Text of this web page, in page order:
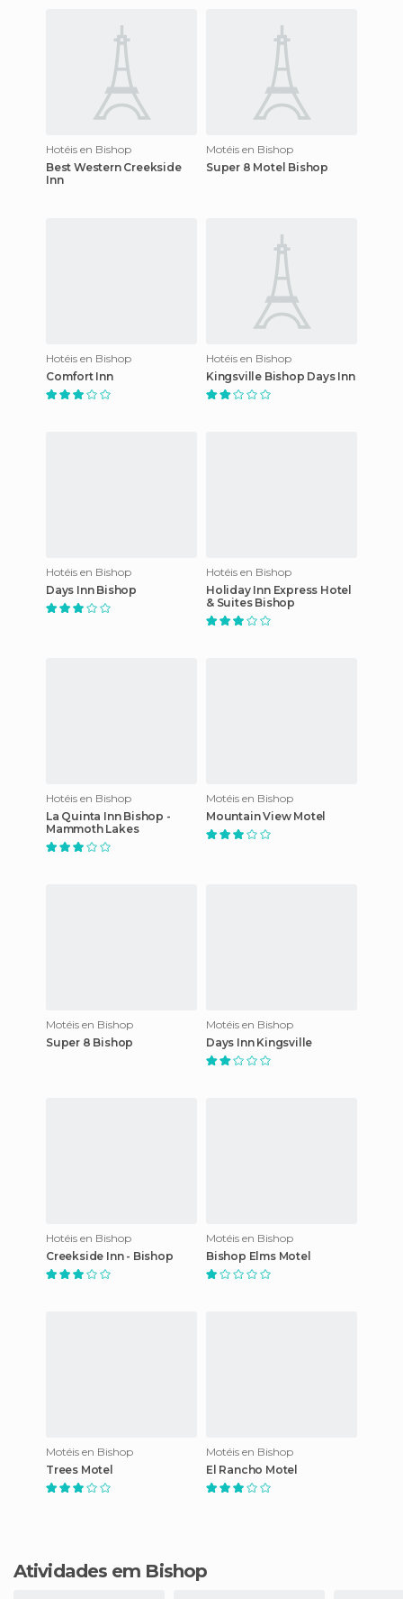
Hotéis en Bishop
Best Western Creekside
Inn
Motéis en Bishop
Super 8 Motel Bishop
Hotéis en Bishop
Comfort Inn
Hotéis en Bishop
Kingsville Bishop Days Inn
Hotéis en Bishop
Days Inn Bishop
Hotéis en Bishop
Holiday Inn Express Hotel
& Suites Bishop
Hotéis en Bishop
La Quinta Inn Bishop -
Mammoth Lakes
Motéis en Bishop
Mountain View Motel
Motéis en Bishop
Super 8 Bishop
Motéis en Bishop
Days Inn Kingsville
Hotéis en Bishop
Creekside Inn - Bishop
Motéis en Bishop
Bishop Elms Motel
Motéis en Bishop
Trees Motel
Motéis en Bishop
El Rancho Motel
Atividades em Bishop